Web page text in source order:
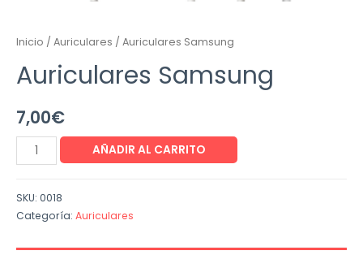
Inicio / Auriculares / Auriculares Samsung
Auriculares Samsung
7,00€
AÑADIR AL CARRITO
SKU: 0018
Categoría: Auriculares